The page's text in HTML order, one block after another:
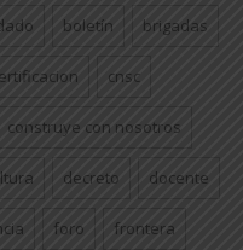
boletín brigadas
cnsc
construye con nosotros
decreto docente
foro frontera